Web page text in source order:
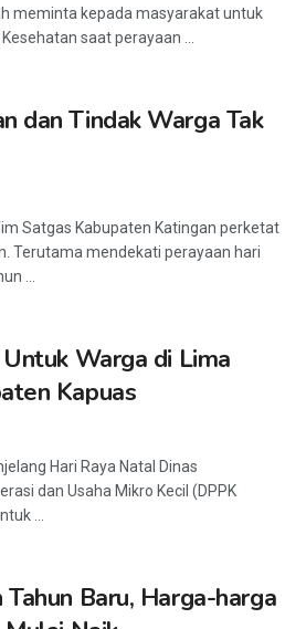
meminta kepada masyarakat untuk
saat perayaan ...
dan Tindak Warga Tak
Satgas Kabupaten Katingan perketat
Terutama mendekati perayaan hari
...
Warga di Lima
Kapuas
Hari Raya Natal Dinas
dan Usaha Mikro Kecil (DPPK
...
Baru, Harga-harga